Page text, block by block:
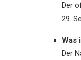
Der
29.
Was
Der